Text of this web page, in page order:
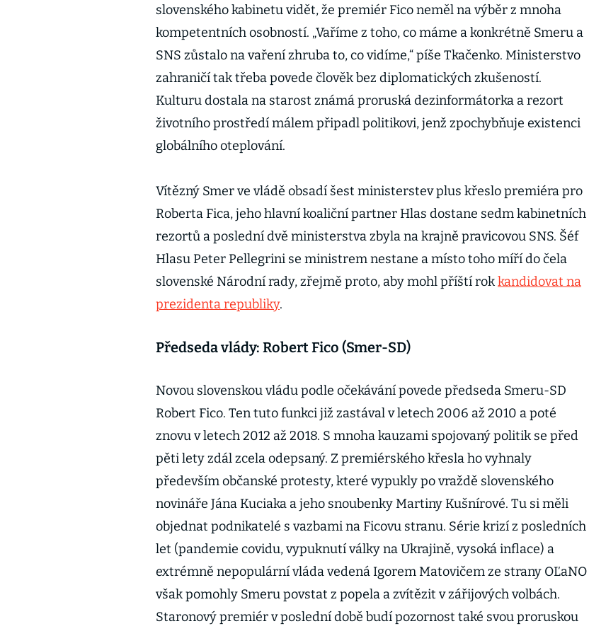
slovenského kabinetu vidět, že premiér Fico neměl na výběr z mnoha
kompetentních osobností. „Vaříme z toho, co máme a konkrétně Smeru a
SNS zůstalo na vaření zhruba to, co vidíme,“ píše Tkačenko. Ministerstvo
zahraničí tak třeba povede člověk bez diplomatických zkušeností.
Kulturu dostala na starost známá proruská dezinformátorka a rezort
životního prostředí málem připadl politikovi, jenž zpochybňuje existenci
globálního oteplování.
Vítězný Smer ve vládě obsadí šest ministerstev plus křeslo premiéra pro
Roberta Fica, jeho hlavní koaliční partner Hlas dostane sedm kabinetních
rezortů a poslední dvě ministerstva zbyla na krajně pravicovou SNS. Šéf
Hlasu Peter Pellegrini se ministrem nestane a místo toho míří do čela
slovenské Národní rady, zřejmě proto, aby mohl příští rokkandidovat na
prezidenta republiky.
Předseda vlády: Robert Fico (Smer-SD)
Novou slovenskou vládu podle očekávání povede předseda Smeru-SD
Robert Fico. Ten tuto funkci již zastával v letech 2006 až 2010 a poté
znovu v letech 2012 až 2018. S mnoha kauzami spojovaný politik se před
pěti lety zdál zcela odepsaný. Z premiérského křesla ho vyhnaly
především občanské protesty, které vypukly po vraždě slovenského
novináře Jána Kuciaka a jeho snoubenky Martiny Kušnírové. Tu si měli
objednat podnikatelé s vazbami na Ficovu stranu. Série krizí z posledních
let (pandemie covidu, vypuknutí války na Ukrajině, vysoká inflace) a
extrémně nepopulární vláda vedená Igorem Matovičem ze strany OĽaNO
však pomohly Smeru povstat z popela a zvítězit v zářijových volbách.
Staronový premiér v poslední době budí pozornost také svou proruskou